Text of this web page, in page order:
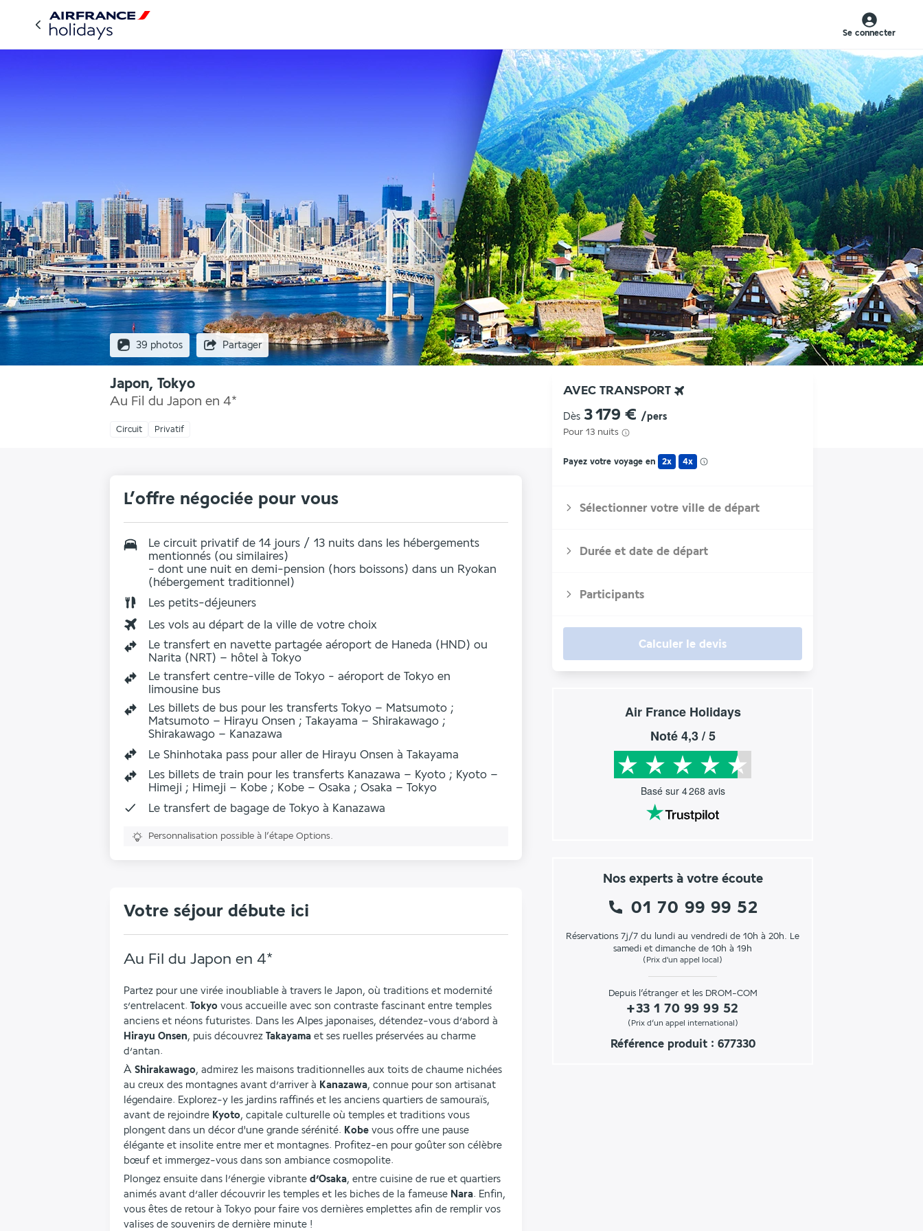
Se connecter
39 photos Partager
Japon, Tokyo
Au Fil du Japon en 4*
Circuit Privatif
AVEC TRANSPORT
Dès 3 179 € /pers
Pour 13 nuits
Payez votre voyage en 2x 4x
Sélectionner votre ville de départ
Durée et date de départ
Participants
Calculer le devis
Air France Holidays
Noté4,3/ 5
Basé sur 4 268 avis
Nos experts à votre écoute
01 70 99 99 52
Réservations 7j/7 du lundi au vendredi de 10h à 20h. Le
samedi et dimanche de 10h à 19h
(Prix d'un appel local)
Depuis l’étranger et les DROM-COM
+33 1 70 99 99 52
(Prix d’un appel international)
Référence produit : 677330
L’offre négociée pour vous
Le circuit privatif de 14 jours / 13 nuits dans les hébergements
mentionnés (ou similaires)
- dont une nuit en demi-pension (hors boissons) dans un Ryokan
(hébergement traditionnel)
Les petits-déjeuners
Les vols au départ de la ville de votre choix
Le transfert en navette partagée aéroport de Haneda (HND) ou
Narita (NRT) – hôtel à Tokyo
Le transfert centre-ville de Tokyo - aéroport de Tokyo en
limousine bus
Les billets de bus pour les transferts Tokyo – Matsumoto ;
Matsumoto – Hirayu Onsen ; Takayama – Shirakawago ;
Shirakawago – Kanazawa
Le Shinhotaka pass pour aller de Hirayu Onsen à Takayama
Les billets de train pour les transferts Kanazawa – Kyoto ; Kyoto –
Himeji ; Himeji – Kobe ; Kobe – Osaka ; Osaka – Tokyo
Le transfert de bagage de Tokyo à Kanazawa
Personnalisation possible à l’étape Options.
Votre séjour débute ici
Au Fil du Japon en 4*
Partez pour une virée inoubliable à travers le Japon, où traditions et modernité
s’entrelacent. Tokyo vous accueille avec son contraste fascinant entre temples
Hirayu Onsen, puis découvrez Takayama et ses ruelles préservées au charme
d’antan.
À Shirakawago, admirez les maisons traditionnelles aux toits de chaume nichées
au creux des montagnes avant d’arriver à Kanazawa, connue pour son artisanat
légendaire. Explorez-y les jardins raffinés et les anciens quartiers de samouraïs,
avant de rejoindre Kyoto, capitale culturelle où temples et traditions vous
plongent dans un décor d'une grande sérénité. Kobe vous offre une pause
élégante et insolite entre mer et montagnes. Profitez-en pour goûter son célèbre
bœuf et immergez-vous dans son ambiance cosmopolite.
Plongez ensuite dans l’énergie vibrante d’Osaka, entre cuisine de rue et quartiers
animés avant d’aller découvrir les temples et les biches de la fameuse Nara. Enfin,
vous êtes de retour à Tokyo pour faire vos dernières emplettes afin de remplir vos
valises de souvenirs de dernière minute !